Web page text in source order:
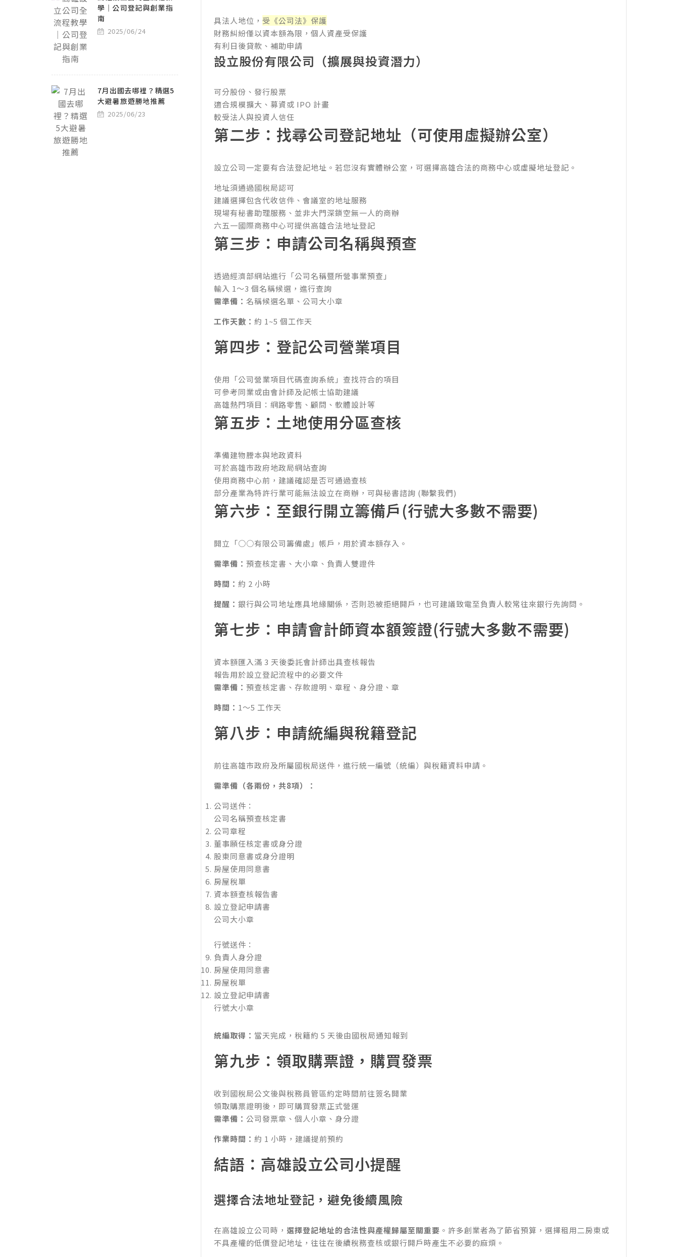
具法人地位， 受《公司法》保護
財務糾紛僅以資本額為限，個人資產受保護
有利日後貸款、補助申請
設立股份有限公司（擴展與投資潛力）
可分股份、發行股票
適合規模擴大、募資或 IPO 計畫
較受法人與投資人信任
第二步：找尋公司登記地址（可使用虛擬辦公室）
設立公司一定要有合法登記地址。若您沒有實體辦公室，可選擇高雄合法的商務中心或虛擬地址登記。
地址須通過國稅局認可
建議選擇包含代收信件、會議室的地址服務
現場有秘書助理服務、並非大門深鎖空無一人的商辦
六五一國際商務中心可提供高雄合法地址登記
第三步：申請公司名稱與預查
透過經濟部網站進行「公司名稱暨所營事業預查 」
輸入 1～3 個名稱候選，進行查詢
需準備：名稱候選名單、公司大小章
工作天數：約 1~5 個工作天
第四步：登記公司營業項目
使用「公司營業項目代碼查詢系統 」查找符合的項目
可參考同業或由會計師及記帳士協助建議
高雄熱門項目：網路零售、顧問、軟體設計等
第五步：土地使用分區查核
準備建物謄本與地政資料
可於高雄市政府地政局網站查詢
使用商務中心前，建議確認是否可通過查核
部分產業為特許行業可能無法設立在商辦，可與秘書諮詢 (聯繫我們)
第六步：至銀行開立籌備戶(行號大多數不需要)
開立「○○有限公司籌備處」帳戶，用於資本額存入。
需準備：預查核定書、大小章、負責人雙證件
時間：約 2 小時
提醒：銀行與公司地址應具地緣關係，否則恐被拒絕開戶，也可建議致電至負責人較常往來銀行先詢問。
第七步：申請會計師資本額簽證(行號大多數不需要)
資本額匯入滿 3 天後委託會計師出具查核報告
報告用於設立登記流程中的必要文件
需準備：預查核定書、存款證明、章程、身分證、章
時間： 1～5 工作天
第八步：申請統編與稅籍登記
前往高雄市政府及所屬國稅局送件，進行統一編號（統編）與稅籍資料申請。
需準備（各兩份，共8項）：
公司送件：
公司名稱預查核定書
公司章程
董事願任核定書或身分證
股東同意書或身分證明
房屋使用同意書
房屋稅單
資本額查核報告書
設立登記申請書
公司大小章
行號送件：
負責人身分證
房屋使用同意書
房屋稅單
設立登記申請書
行號大小章
統編取得： 當天完成，稅籍約 5 天後由國稅局通知報到
第九步：領取購票證，購買發票
收到國稅局公文後與稅務員管區約定時間前往簽名開業
領取購票證明後，即可購買發票正式營運
需準備：公司發票章、個人小章、身分證
作業時間：約 1 小時，建議提前預約
結語：高雄設立公司小提醒
選擇合法地址登記，避免後續風險
在高雄設立公司時， 選擇登記地址的合法性與產權歸屬至關重要 。許多創業者為了節省預算，選擇租用二房東或
不具產權的低價登記地址，往往在後續稅務查核或銀行開戶時產生不必要的麻煩。
學｜公司登記與創業指
南
2025/06/24
7月出國去哪裡？精選5
大避暑旅遊勝地推薦
2025/06/23